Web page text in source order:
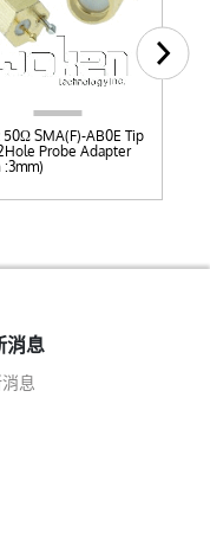
50Ω SMA(F)-AB0E Tip
Probe Adapter
:3mm)
消息
息